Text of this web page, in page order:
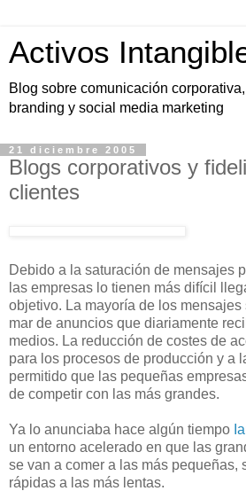
Activos
Blog sobre comunicación
branding y social media marketing
21 diciembre 2005
Blogs corporativos y
clientes
Debido a la saturación de mensajes
las empresas lo tienen más difícil
objetivo. La mayoría de los mensajes
mar de anuncios que diariamente
medios. La reducción de costes de
para los procesos de producción y a
permitido que las pequeñas
de competir con las más grandes.
Ya lo anunciaba hace algún tiempo
un entorno acelerado en que las
se van a comer a las más pequeñas,
rápidas a las más lentas.